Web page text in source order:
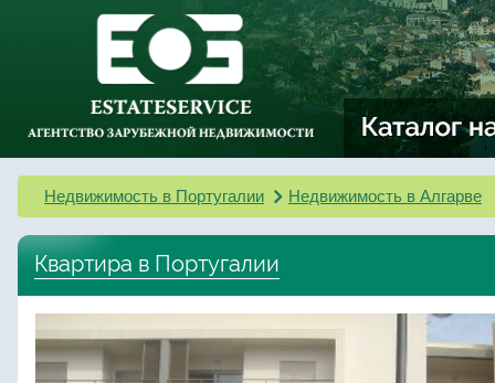
Недвижимость в Португалии Недвижимость в Алгарве
Квартира в Португалии